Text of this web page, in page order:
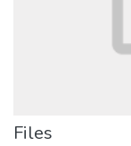
Files